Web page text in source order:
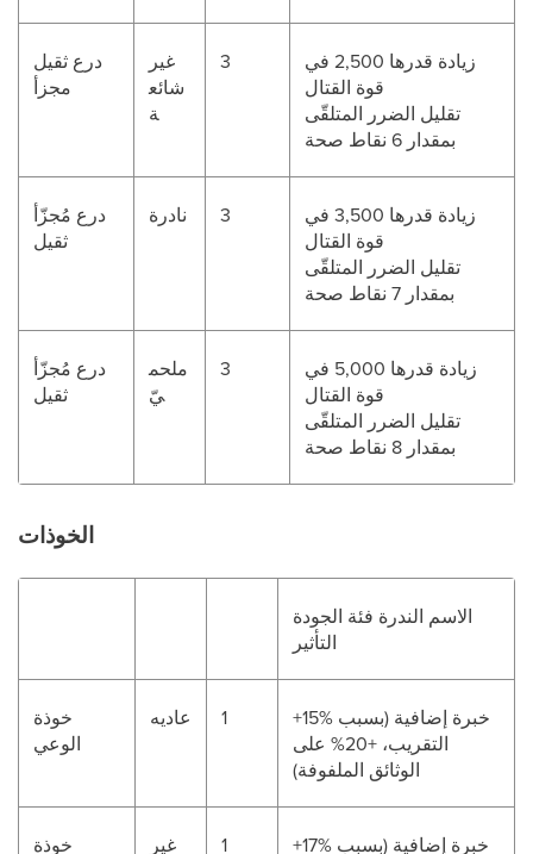
درع ثقيل
مجزأ
غير
شائع
ة
3
زيادة قدرها 2,500 في
قوة القتال
تقليل الضرر المتلقّى
بمقدار 6 نقاط صحة
درع مُجزّأ
ثقيل
نادرة 3
زيادة قدرها 3,500 في
قوة القتال
تقليل الضرر المتلقّى
بمقدار 7 نقاط صحة
درع مُجزّأ
ثقيل
ملحم
يّ
3
زيادة قدرها 5,000 في
قوة القتال
تقليل الضرر المتلقّى
بمقدار 8 نقاط صحة
الخوذات
الاسم الندرة فئة الجودة
التأثير
خوذة
الوعي
عاديه 1
+15% خبرة إضافية (بسبب
التقريب، +20% على
الوثائق الملفوفة)
خوذة
غير
1
+17% خبرة إضافية (بسبب